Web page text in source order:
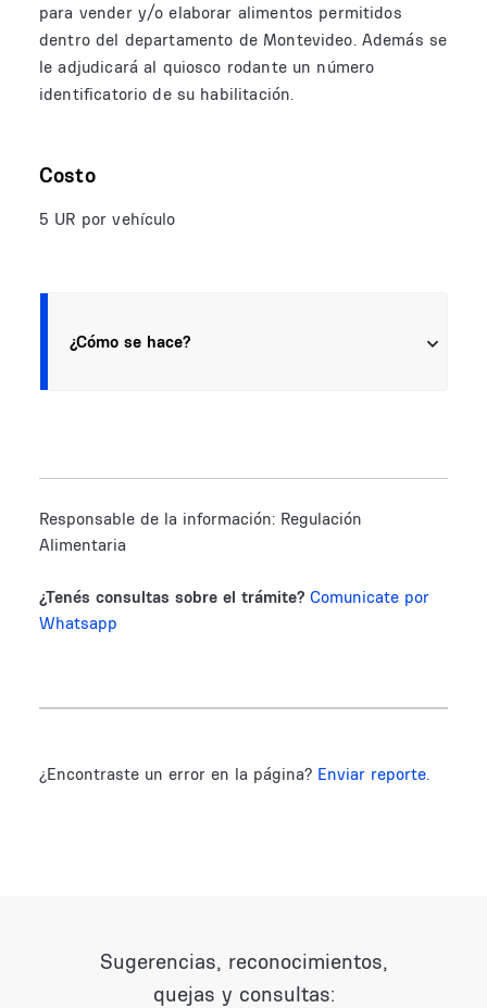
para vender y/o elaborar alimentos permitidos
dentro del departamento de Montevideo. Además se
le adjudicará al quiosco rodante un número
identificatorio de su habilitación.
Costo
5 UR por vehículo
¿Cómo se hace?
Responsable de la información: Regulación
Alimentaria
¿Tenés consultas sobre el trámite? Comunicate por
Whatsapp
¿Encontraste un error en la página? Enviar reporte.
Sugerencias, reconocimientos,
quejas y consultas: